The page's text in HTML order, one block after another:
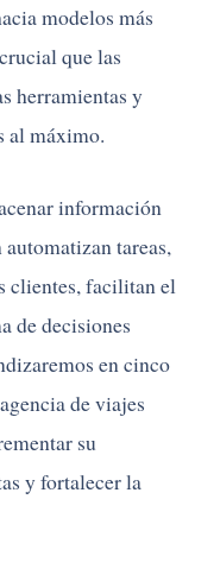
modelos más
que las
herramientas y
al máximo.
información
tareas,
clientes, facilitan el
de decisiones
en cinco
de viajes
su
y fortalecer la